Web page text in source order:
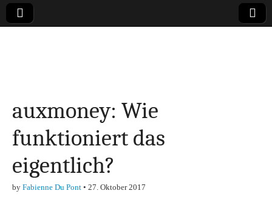
Finanzen,
Marketing-, Vertrieb-
& Investment-Tipps
auxmoney: Wie
funktioniert das
eigentlich?
by Fabienne Du Pont • 27. Oktober 2017